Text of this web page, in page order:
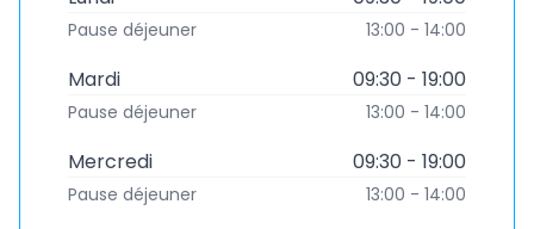
Pause déjeuner 13:00 - 14:00
Mardi 09:30 - 19:00
Pause déjeuner 13:00 - 14:00
Mercredi 09:30 - 19:00
Pause déjeuner 13:00 - 14:00